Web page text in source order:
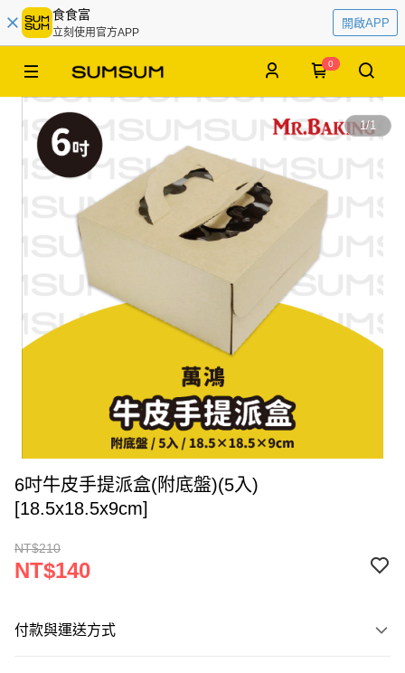
食食富
立刻使用官方APP
開啟APP
0
1/1
6吋牛皮手提派盒(附底盤)(5入)
[18.5x18.5x9cm]
NT$210
NT$140
付款與運送方式